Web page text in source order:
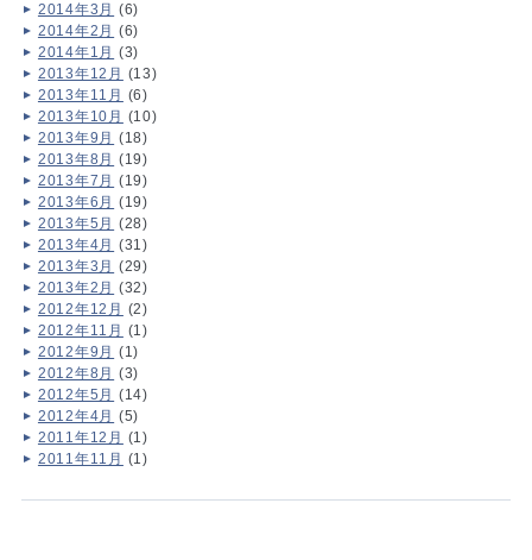
2014年3月 (6)
2014年2月 (6)
2014年1月 (3)
2013年12月 (13)
2013年11月 (6)
2013年10月 (10)
2013年9月 (18)
2013年8月 (19)
2013年7月 (19)
2013年6月 (19)
2013年5月 (28)
2013年4月 (31)
2013年3月 (29)
2013年2月 (32)
2012年12月 (2)
2012年11月 (1)
2012年9月 (1)
2012年8月 (3)
2012年5月 (14)
2012年4月 (5)
2011年12月 (1)
2011年11月 (1)